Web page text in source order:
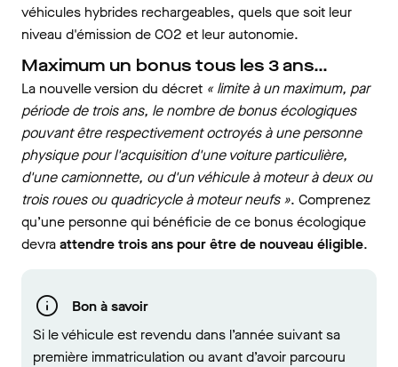
véhicules hybrides rechargeables, quels que soit leur
niveau d'émission de CO2 et leur autonomie.
Maximum un bonus tous les 3 ans…
La nouvelle version du décret « limite à un maximum, par
période de trois ans, le nombre de bonus écologiques
pouvant être respectivement octroyés à une personne
physique pour l'acquisition d'une voiture particulière,
d'une camionnette, ou d'un véhicule à moteur à deux ou
trois roues ou quadricycle à moteur neufs ». Comprenez
qu’une personne qui bénéficie de ce bonus écologique
devraattendre trois ans pour être de nouveau éligible.
Bon à savoir
Si le véhicule est revendu dans l’année suivant sa
première immatriculation ou avant d’avoir parcouru